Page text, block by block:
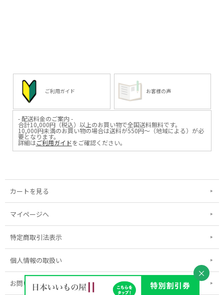
ご利用ガイド お客様の声
- 配送料金のご案内 -
合計10,000円（税込）以上のお買い物で全国送料無料です。
10,000円未満のお買い物の場合は送料が550円～（地域による）が必
要となります。
詳細はご利用ガイドをご確認ください。
カートを見る
マイページへ
特定商取引法表示
個人情報の取扱い
お問い合わせ
×